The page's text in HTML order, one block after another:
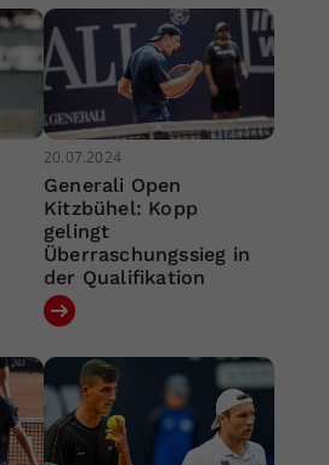
20.07.2024
Generali Open
Kitzbühel: Kopp
gelingt
Überraschungssieg in
der Qualifikation